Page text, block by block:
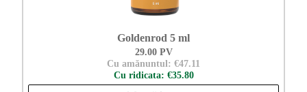
Goldenrod 5 ml
29.00 PV
Cu amănuntul: €47.11
Cu ridicata: €35.80